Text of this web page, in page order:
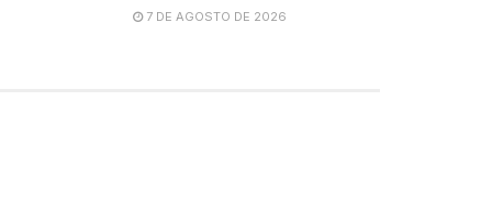
7 DE AGOSTO DE 2026